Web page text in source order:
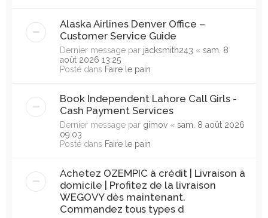
Alaska Airlines Denver Office –
Customer Service Guide
Dernier message par jacksmith243 « sam. 8
août 2026 13:25
Posté dans Faire le pain
Book Independent Lahore Call Girls -
Cash Payment Services
Dernier message par gimov « sam. 8 août 2026
09:03
Posté dans Faire le pain
Achetez OZEMPIC à crédit | Livraison à
domicile | Profitez de la livraison
WEGOVY dès maintenant.
Commandez tous types d